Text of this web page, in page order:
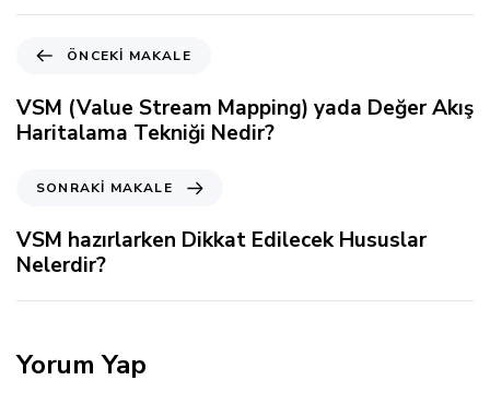
c
e
k
k
a
l
ÖNCEKI MAKALE
VSM (Value Stream Mapping) yada Değer Akış
Haritalama Tekniği Nedir?
n
r
a
k
M
a
SONRAKI MAKALE
VSM hazırlarken Dikkat Edilecek Hususlar
Nelerdir?
Yorum Yap